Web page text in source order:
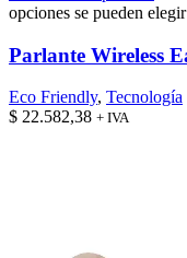
opciones se pueden
Parlante Wireless
Eco Friendly, Tecnología
$ 22.582,38 + IVA